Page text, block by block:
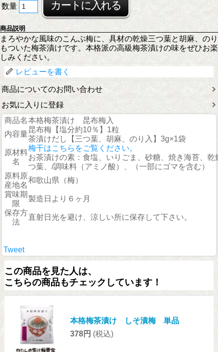
数量
商品説明
まろやかな風味のこんぶ梅に、具材の乾燥三つ葉と胡麻、のり
もついた梅茶漬けです。本格派の高級梅茶漬けの味をぜひお楽
しみください。
レビューを書く
商品についてのお問い合わせ
お気に入りに登録
商品名本格梅茶漬け 昆布梅入
内容量
昆布梅【塩分約10％】1粒
茶漬けだし【三つ葉、胡麻、のり入】3g×1袋
原材料
名
梅干はこちらをご覧ください。
お茶漬けの素：食塩、いりごま、砂糖、焼き海苔、乾
つ葉、/調味料（アミノ酸）、（一部にゴマを含む）
原料原
産地名
和歌山県（梅）
賞味期
限
製造日より６ヶ月
保存方
法
直射日光を避け、涼しい所に保存して下さい。
Tweet
この商品を見た人は、
こちらの商品もチェックしています！
本格梅茶漬け しそ漬梅 単品
378円 (税込)